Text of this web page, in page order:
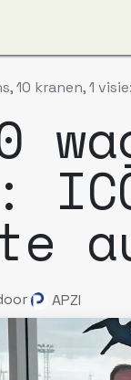
10 kranen, 1
APZI